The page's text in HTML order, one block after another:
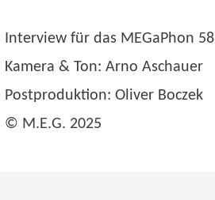
Interview für das MEGaPhon 58
Kamera & Ton: Arno Aschauer
Postproduktion: Oliver Boczek
© M.E.G. 2025